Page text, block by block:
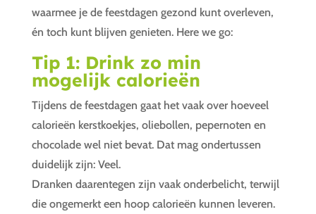
waarmee je de feestdagen gezond kunt overleven,
én toch kunt blijven genieten. Here we go:
Tip 1: Drink zo min
mogelijk calorieën
Tijdens de feestdagen gaat het vaak over hoeveel
calorieën kerstkoekjes, oliebollen, pepernoten en
chocolade wel niet bevat. Dat mag ondertussen
duidelijk zijn: Veel.
Dranken daarentegen zijn vaak onderbelicht, terwijl
die ongemerkt een hoop calorieën kunnen leveren.